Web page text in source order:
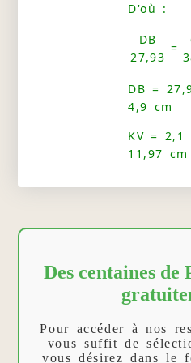
D'où :
DB
27,93
=
DB =
4,9 cm
KV =
11,97 cm
Des centaines de
Pour accéder à nos
vous suffit de
vous désirez dans le